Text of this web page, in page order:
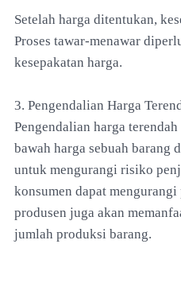
Setelah harga ditentukan,
Proses tawar-menawar
kesepakatan harga.
3. Pengendalian Harga
Pengendalian harga
bawah harga sebuah barang
untuk mengurangi risiko
konsumen dapat
produsen juga akan
jumlah produksi barang.